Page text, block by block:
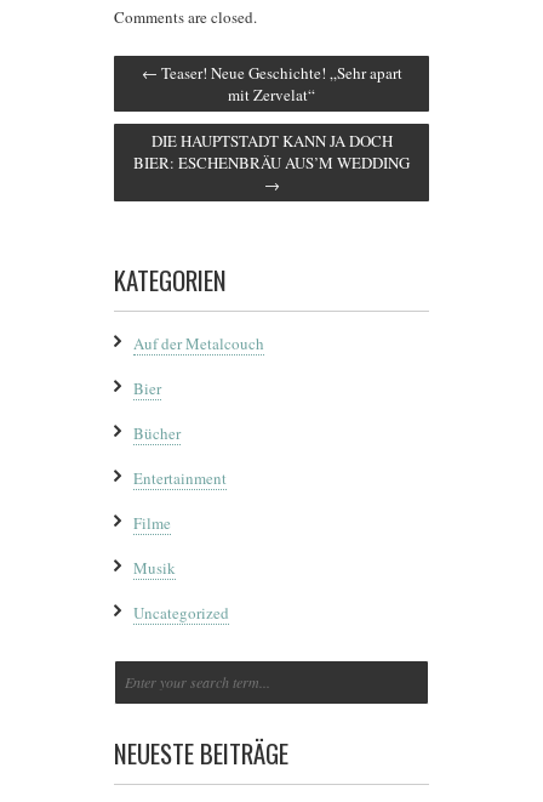
Comments are closed.
← Teaser! Neue Geschichte! „Sehr apart
mit Zervelat“
DIE HAUPTSTADT KANN JA DOCH
BIER: ESCHENBRÄU AUS’M WEDDING
→
KATEGORIEN
Auf der Metalcouch
Bier
Bücher
Entertainment
Filme
Musik
Uncategorized
NEUESTE BEITRÄGE